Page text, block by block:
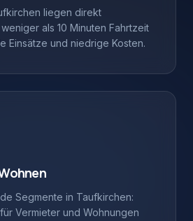
liegen direkt
als 10 Minuten Fahrtzeit
Einsätze und niedrige Kosten.
Segmente in Taufkirchen:
Vermieter und Wohnungen